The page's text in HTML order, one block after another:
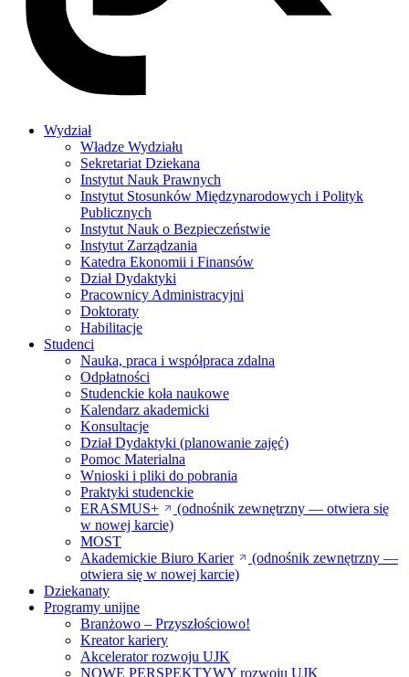
Wydział
Władze Wydziału
Sekretariat Dziekana
Instytut Nauk Prawnych
Instytut Stosunków Międzynarodowych i Polityk
Publicznych
Instytut Nauk o Bezpieczeństwie
Instytut Zarządzania
Katedra Ekonomii i Finansów
Dział Dydaktyki
Pracownicy Administracyjni
Doktoraty
Habilitacje
Studenci
Nauka, praca i współpraca zdalna
Odpłatności
Studenckie koła naukowe
Kalendarz akademicki
Konsultacje
Dział Dydaktyki (planowanie zajęć)
Pomoc Materialna
Wnioski i pliki do pobrania
Praktyki studenckie
ERASMUS+
(odnośnik zewnętrzny — otwiera się
w nowej karcie)
MOST
Akademickie Biuro Karier
(odnośnik zewnętrzny —
otwiera się w nowej karcie)
Dziekanaty
Programy unijne
Branżowo – Przyszłościowo!
Kreator kariery
Akcelerator rozwoju UJK
NOWE PERSPEKTYWY rozwoju UJK